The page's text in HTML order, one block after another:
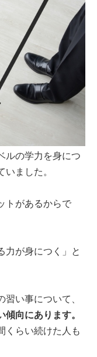
ルの学力を身につ
ました。
トがあるからで
力が身につく」と
い事について、
向にあります。
くらい続けた人も